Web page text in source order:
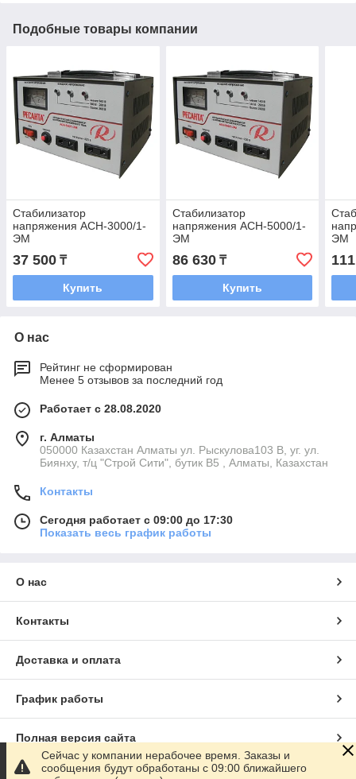
Подобные товары компании
Стабилизатор
напряжения ACH-3000/1-
ЭМ
37 500 ₸
Купить
Стабилизатор
напряжения ACH-5000/1-
ЭМ
86 630₸
Купить
ЭМ
О нас
Рейтинг не сформирован
Менее 5 отзывов за последний год
Работает с 28.08.2020
г. Алматы
050000 Казахстан Алматы ул. Рыскулова103 В, уг. ул.
Биянху, т/ц "Строй Сити", бутик В5 , Алматы, Казахстан
Контакты
Сегодня работает с 09:00 до 17:30
Показать весь график работы
О нас
Контакты
Доставка и оплата
График работы
Полная версия сайта
Сайт создан на маркетплейсе
Сейчас у компании нерабочее время. Заказы и
сообщения будут обработаны с 09:00 ближайшего